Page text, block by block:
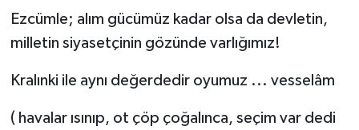
Ezcümle; alım gücümüz kadar olsa da devletin,
milletin siyasetçinin gözünde varlığımız!
Kralınki ile aynı değerdedir oyumuz ... vesselâm
( havalar ısınıp, ot çöp çoğalınca, seçim var dedi